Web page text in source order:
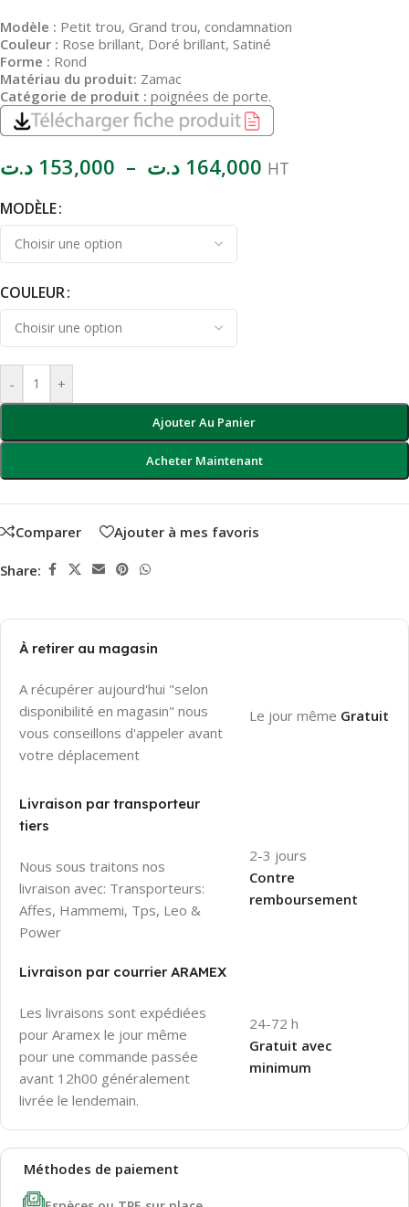
Modèle : Petit trou, Grand trou, condamnation
Couleur : Rose brillant, Doré brillant, Satiné
Forme : Rond
Matériau du produit: Zamac
Catégorie de produit : poignées de porte.
153,000 د.ت – 164,000 د.ت HT
MODÈLE
COULEUR
- +
Ajouter Au Panier
Acheter Maintenant
Comparer Ajouter à mes favoris
Share:
À retirer au magasin
A récupérer aujourd'hui "selon
disponibilité en magasin" nous
vous conseillons d'appeler avant
votre déplacement
Le jour même Gratuit
Livraison par transporteur
tiers
Nous sous traitons nos
livraison avec: Transporteurs:
Affes, Hammemi, Tps, Leo &
Power
2-3 jours
Contre
remboursement
Livraison par courrier ARAMEX
Les livraisons sont expédiées
pour Aramex le jour même
pour une commande passée
avant 12h00 généralement
livrée le lendemain.
24-72 h
Gratuit avec
minimum
Méthodes de paiement